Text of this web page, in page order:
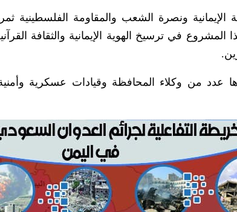
الإيمانية ونصرة الشعب والمقاومة الفلسطينية
المشروع في ترسيخ الهوية الإيمانية والثقافة
عدد من وكلاء المحافظة وقيادات عسكرية